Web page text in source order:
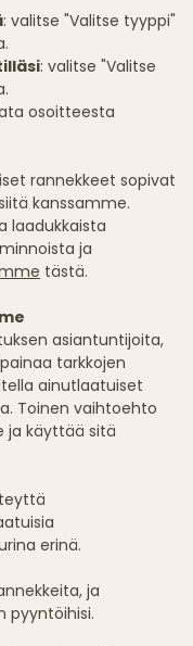
: valitse "Valitse tyyppi"
: valitse "Valitse
osoitteesta
rannekkeet sopivat
kanssamme.
laadukkaista
ja
tästä.
asiantuntijoita,
tarkkojen
ainutlaatuiset
Toinen vaihtoehto
ja käyttää sitä
erinä.
ja
pyyntöihisi.